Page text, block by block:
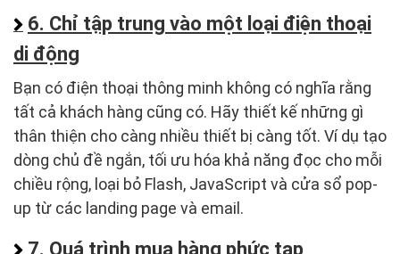
6. Chỉ tập trung vào một loại điện thoại
di động
Bạn có điện thoại thông minh không có nghĩa rằng
tất cả khách hàng cũng có. Hãy thiết kế những gì
thân thiện cho càng nhiều thiết bị càng tốt. Ví dụ tạo
dòng chủ đề ngắn, tối ưu hóa khả năng đọc cho mỗi
chiều rộng, loại bỏ Flash, JavaScript và cửa sổ pop-
up từ các landing page và email.
7. Quá trình mua hàng phức tạp